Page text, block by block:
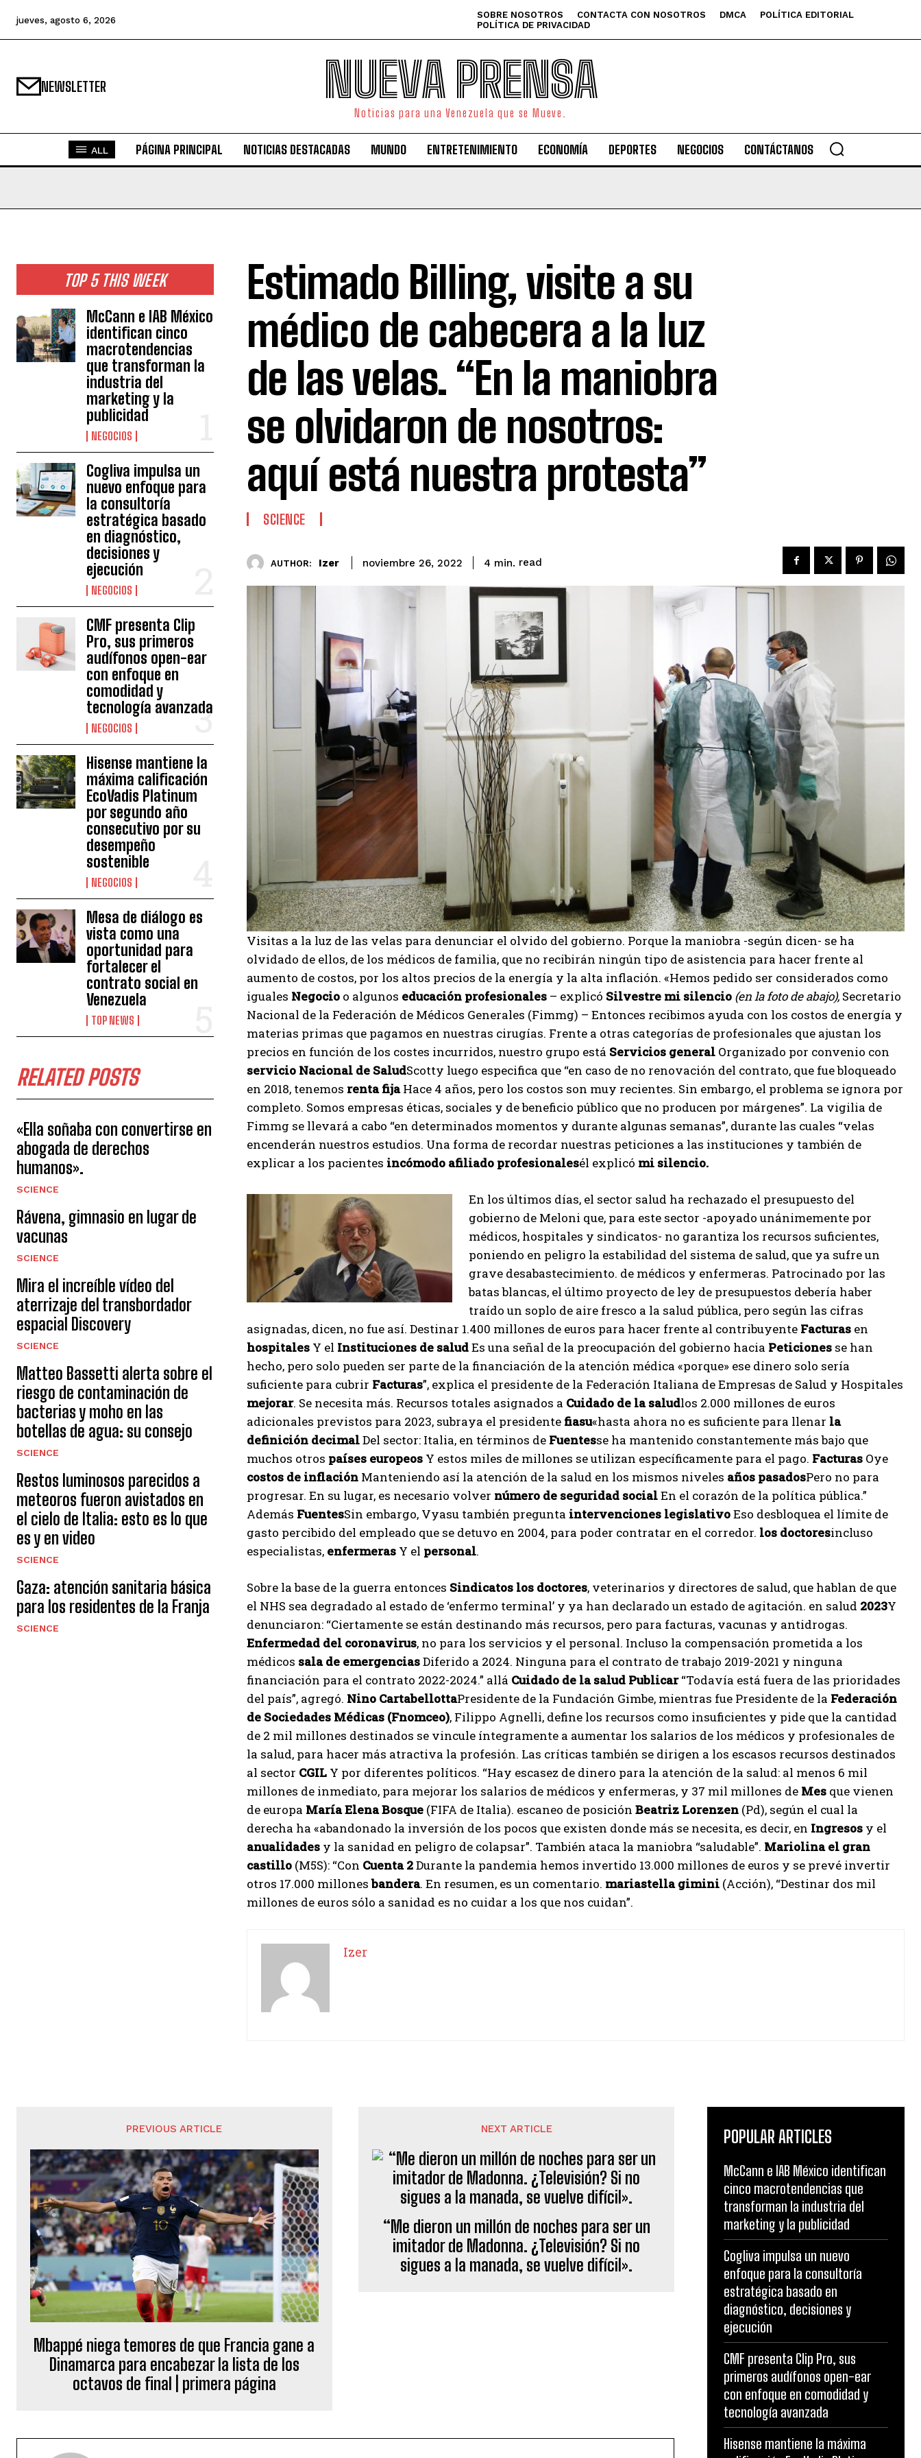
I WANT IN
I've read and accept the Privacy Policy
jueves, agosto 6, 2026 SOBRE NOSOTROS CONTACTA CON NOSOTROS DMCA
POLÍTICA EDITORIAL
POLÍTICA DE PRIVACIDAD
NEWSLETTER NUEVA PRENSA
Noticias para una Venezuela que se Mueve.
ALL PÁGINA PRINCIPAL NOTICIAS DESTACADAS MUNDO ENTRETENIMIENTO ECONOMÍA DEPORTES NEGOCIOS CONTÁCTANOS
TOP 5 THIS WEEK
McCann e IAB México
identifican cinco
macrotendencias
que transforman la
industria del
marketing y la
publicidad
NEGOCIOS
Cogliva impulsa un
nuevo enfoque para
la consultoría
estratégica basado
en diagnóstico,
decisiones y
ejecución
NEGOCIOS
CMF presenta Clip
Pro, sus primeros
audífonos open-ear
con enfoque en
comodidad y
tecnología avanzada
NEGOCIOS
Hisense mantiene la
máxima calificación
EcoVadis Platinum
por segundo año
consecutivo por su
desempeño
sostenible
NEGOCIOS
Mesa de diálogo es
vista como una
oportunidad para
fortalecer el
contrato social en
Venezuela
TOP NEWS
RELATED POSTS
«Ella soñaba con convertirse en
abogada de derechos
humanos».
SCIENCE
Rávena, gimnasio en lugar de
vacunas
SCIENCE
Mira el increíble vídeo del
aterrizaje del transbordador
espacial Discovery
SCIENCE
Matteo Bassetti alerta sobre el
riesgo de contaminación de
bacterias y moho en las
botellas de agua: su consejo
SCIENCE
Restos luminosos parecidos a
meteoros fueron avistados en
el cielo de Italia: esto es lo que
es y en video
SCIENCE
Gaza: atención sanitaria básica
para los residentes de la Franja
SCIENCE
Estimado Billing, visite a su
médico de cabecera a la luz
de las velas. “En la maniobra
se olvidaron de nosotros:
aquí está nuestra protesta”
SCIENCE
AUTHOR: Izer noviembre 26, 2022 4 min. read
Visitas a la luz de las velas para denunciar el olvido del gobierno. Porque la maniobra -según dicen- se ha
olvidado de ellos, de los médicos de familia, que no recibirán ningún tipo de asistencia para hacer frente al
aumento de costos, por los altos precios de la energía y la alta inflación. «Hemos pedido ser considerados como
iguales Negocio o algunos educación profesionales – explicó Silvestre mi silencio (en la foto de abajo), Secretario
Nacional de la Federación de Médicos Generales (Fimmg) – Entonces recibimos ayuda con los costos de energía y
materias primas que pagamos en nuestras cirugías. Frente a otras categorías de profesionales que ajustan los
precios en función de los costes incurridos, nuestro grupo está Servicios general Organizado por convenio con
servicio Nacional de SaludScotty luego especifica que “en caso de no renovación del contrato, que fue bloqueado
en 2018, tenemos renta fijaHace 4 años, pero los costos son muy recientes. Sin embargo, el problema se ignora por
completo. Somos empresas éticas, sociales y de beneficio público que no producen por márgenes”. La vigilia de
Fimmg se llevará a cabo “en determinados momentos y durante algunas semanas”, durante las cuales “velas
encenderán nuestros estudios. Una forma de recordar nuestras peticiones a las instituciones y también de
explicar a los pacientes incómodo afiliado profesionalesél explicó mi silencio.
En los últimos días, el sector salud ha rechazado el presupuesto del
gobierno de Meloni que, para este sector -apoyado unánimemente por
médicos, hospitales y sindicatos- no garantiza los recursos suficientes,
poniendo en peligro la estabilidad del sistema de salud, que ya sufre un
grave desabastecimiento. de médicos y enfermeras. Patrocinado por las
batas blancas, el último proyecto de ley de presupuestos debería haber
traído un soplo de aire fresco a la salud pública, pero según las cifras
asignadas, dicen, no fue así. Destinar 1.400 millones de euros para hacer frente al contribuyente Facturas en
hospitales Y el Instituciones de saludEs una señal de la preocupación del gobierno hacia Peticiones se han
hecho, pero solo pueden ser parte de la financiación de la atención médica «porque» ese dinero solo sería
suficiente para cubrir Facturas”, explica el presidente de la Federación Italiana de Empresas de Salud y Hospitales
mejorar. Se necesita más. Recursos totales asignados a Cuidado de la saludlos 2.000 millones de euros
adicionales previstos para 2023, subraya el presidente fiasu«hasta ahora no es suficiente para llenar la
definición decimalDel sector: Italia, en términos de Fuentesse ha mantenido constantemente más bajo que
muchos otros países europeos Y estos miles de millones se utilizan específicamente para el pago. Facturas Oye
costos de inflación Manteniendo así la atención de la salud en los mismos niveles años pasadosPero no para
progresar. En su lugar, es necesario volver número de seguridad socialEn el corazón de la política pública.”
Además FuentesSin embargo, Vyasu también pregunta intervenciones legislativoEso desbloquea el límite de
gasto percibido del empleado que se detuvo en 2004, para poder contratar en el corredor. los doctoresincluso
especialistas, enfermeras Y el personal.
Sobre la base de la guerra entonces Sindicatos los doctores, veterinarios y directores de salud, que hablan de que
el NHS sea degradado al estado de ‘enfermo terminal’ y ya han declarado un estado de agitación. en salud 2023Y
denunciaron: “Ciertamente se están destinando más recursos, pero para facturas, vacunas y antidrogas.
Enfermedad del coronavirus, no para los servicios y el personal. Incluso la compensación prometida a los
médicos sala de emergenciasDiferido a 2024. Ninguna para el contrato de trabajo 2019-2021 y ninguna
financiación para el contrato 2022-2024.” allá Cuidado de la salud Publicar“Todavía está fuera de las prioridades
del país”, agregó. Nino CartabellottaPresidente de la Fundación Gimbe, mientras fue Presidente de la Federación
de Sociedades Médicas (Fnomceo), Filippo Agnelli, define los recursos como insuficientes y pide que la cantidad
de 2 mil millones destinados se vincule íntegramente a aumentar los salarios de los médicos y profesionales de
la salud, para hacer más atractiva la profesión. Las críticas también se dirigen a los escasos recursos destinados
al sector CGIL Y por diferentes políticos. “Hay escasez de dinero para la atención de la salud: al menos 6 mil
millones de inmediato, para mejorar los salarios de médicos y enfermeras, y 37 mil millones de Mes que vienen
de europa María Elena Bosque (FIFA de Italia). escaneo de posición Beatriz Lorenzen (Pd), según el cual la
derecha ha «abandonado la inversión de los pocos que existen donde más se necesita, es decir, en Ingresos y el
anualidades y la sanidad en peligro de colapsar”. También ataca la maniobra “saludable”. Mariolina el gran
castillo (M5S): “Con Cuenta 2Durante la pandemia hemos invertido 13.000 millones de euros y se prevé invertir
otros 17.000 millonesbandera. En resumen, es un comentario. mariastella gimini (Acción), “Destinar dos mil
millones de euros sólo a sanidad es no cuidar a los que nos cuidan”.
Izer
PREVIOUS ARTICLE
Mbappé niega temores de que Francia gane a
Dinamarca para encabezar la lista de los
octavos de final | primera página
NEXT ARTICLE
“Me dieron un millón de noches para ser un
imitador de Madonna. ¿Televisión? Si no
sigues a la manada, se vuelve difícil».
POPULAR ARTICLES
McCann e IAB México identifican
cinco macrotendencias que
transforman la industria del
marketing y la publicidad
Cogliva impulsa un nuevo
enfoque para la consultoría
estratégica basado en
diagnóstico, decisiones y
ejecución
CMF presenta Clip Pro, sus
primeros audífonos open-ear
con enfoque en comodidad y
tecnología avanzada
Hisense mantiene la máxima